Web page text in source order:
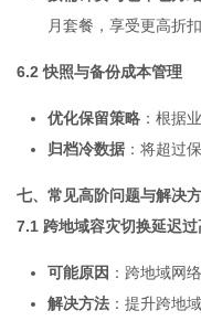
月套餐，享受更高折扣
6.2 快照与备份成本管理
优化保留策略 ：根据
归档冷数据 ：将超过
七、常见高阶问题与解决
7.1 跨地域容灾切换延迟过
可能原因 ：跨地域网
解决方法 ：提升跨地